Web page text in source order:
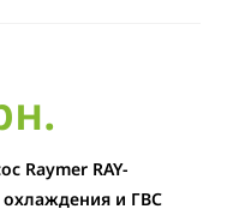
Raymer RAY-
охлаждения и ГВС